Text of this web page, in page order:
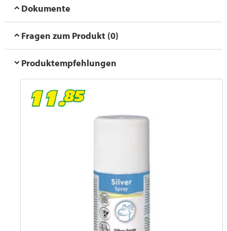
Dokumente
Fragen zum Produkt (0)
Produktempfehlungen